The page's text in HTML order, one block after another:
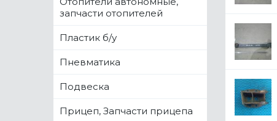
запчасти отопителей
Пластик б/у
Пневматика
Подвеска
Прицеп, Запчасти прицепа